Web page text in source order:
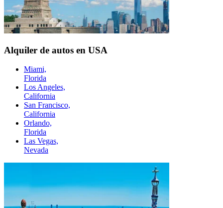
Alquiler de autos en USA
Miami,
Florida
Los Angeles,
California
San Francisco,
California
Orlando,
Florida
Las Vegas,
Nevada